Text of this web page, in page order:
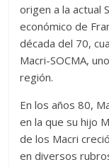
origen a la actual
económico de
década del 70,
Macri-SOCMA,
región.
En los años 80,
en la que su hijo
de los Macri
en diversos